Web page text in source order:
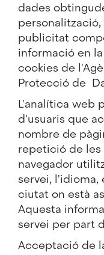
dades
publicitat
informació en
cookies de
Protecció de
L'analítica web
d'usuaris que
nombre de
repetició de les
navegador
servei,
ciutat on està
Aquesta
servei per part
Acceptació de